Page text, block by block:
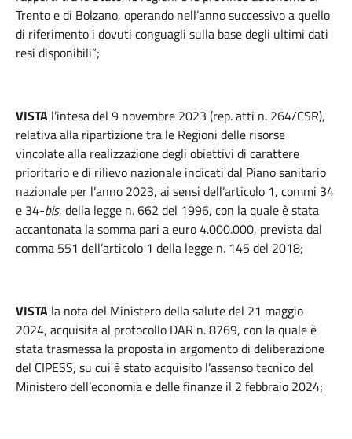
Trento e di Bolzano, operando nell’anno successivo a quello
di riferimento i dovuti conguagli sulla base degli ultimi dati
resi disponibili”;
VISTA l’intesa del 9 novembre 2023 (rep. atti n. 264/CSR),
relativa alla ripartizione tra le Regioni delle risorse
vincolate alla realizzazione degli obiettivi di carattere
prioritario e di rilievo nazionale indicati dal Piano sanitario
nazionale per l’anno 2023, ai sensi dell’articolo 1, commi 34
e 34-bis, della legge n. 662 del 1996, con la quale è stata
accantonata la somma pari a euro 4.000.000, prevista dal
comma 551 dell’articolo 1 della legge n. 145 del 2018;
VISTA la nota del Ministero della salute del 21 maggio
2024, acquisita al protocollo DAR n. 8769, con la quale è
stata trasmessa la proposta in argomento di deliberazione
del CIPESS, su cui è stato acquisito l’assenso tecnico del
Ministero dell’economia e delle finanze il 2 febbraio 2024;